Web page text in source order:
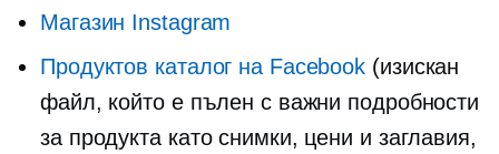
Магазин Instagram
Продуктов каталог на Facebook (изискан
файл, който е пълен с важни подробности
за продукта като снимки, цени и заглавия,